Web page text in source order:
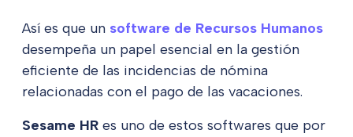
Así es que un software de Recursos Humanos
desempeña un papel esencial en la gestión
eficiente de las incidencias de nómina
relacionadas con el pago de las vacaciones.
Sesame HR es uno de estos softwares que por